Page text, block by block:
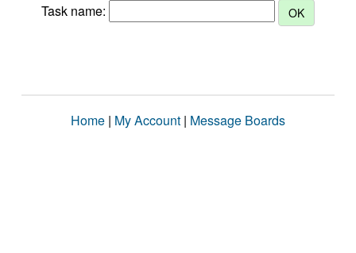
Task name:
Home | My Account | Message Boards